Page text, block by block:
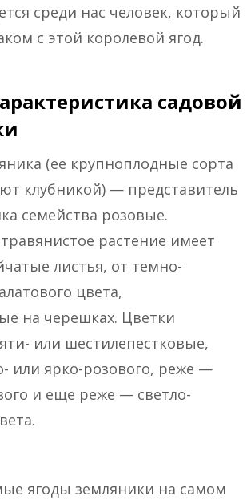
среди нас человек, который
с этой королевой ягод.
садовой
(ее крупноплодные сорта
клубникой) — представитель
семейства розовые.
растение имеет
листья, от темно-
цвета,
на черешках. Цветки
или шестилепестковые,
или ярко-розового, реже —
и еще реже — светло-
ягоды земляники на самом